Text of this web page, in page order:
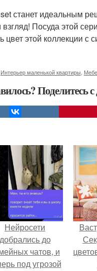
станет идеальным
взгляд! Посуда этой
цвет этой коллекции
Интерьер маленькой квартиры
Поделитесь
Нейросети
добрались до
чатов, и
под угрозой